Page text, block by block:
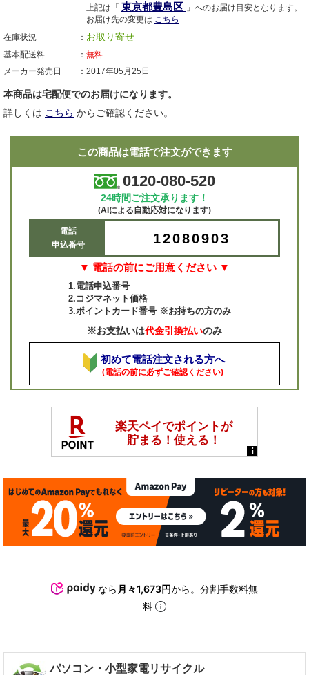
上記は「 東京都豊島区 」へのお届け目安となります。
お届け先の変更は こちら
在庫状況
お取り寄せ
基本配送料
無料
メーカー発売日
2017年05月25日
本商品は宅配便でのお届けになります。
詳しくは こちら からご確認ください。
この商品は電話で注文ができます
0120-080-520
24時間ご注文承ります！
(AIによる自動応対になります)
電話
申込番号
12080903
▼ 電話の前にご用意ください ▼
1.電話申込番号
2.コジマネット価格
3.ポイントカード番号 ※お持ちの方のみ
※お支払いは代金引換払いのみ
初めて電話注文される方へ
(電話の前に必ずご確認ください)
なら 月々1,673円から。分割手数料無
料
パソコン・小型家電リサイクル